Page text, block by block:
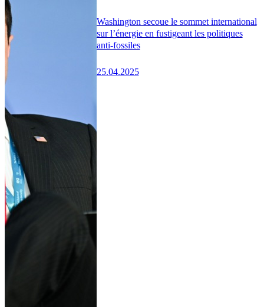
Washington secoue le sommet international
sur l’énergie en fustigeant les politiques
anti-fossiles
25.04.2025